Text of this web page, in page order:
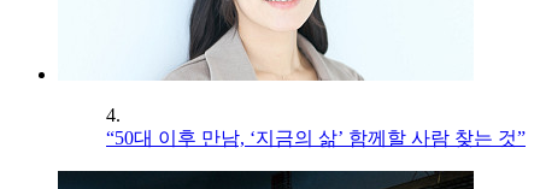
4.
“50대 이후 만남, ‘지금의 삶’ 함께할 사람 찾는 것”